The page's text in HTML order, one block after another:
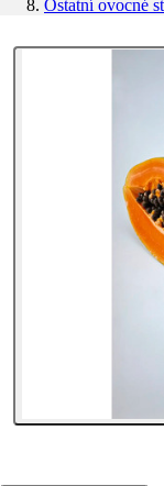
Ostatní ovocné